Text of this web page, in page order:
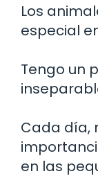
Los
especial
Tengo un
Cada día,
en las